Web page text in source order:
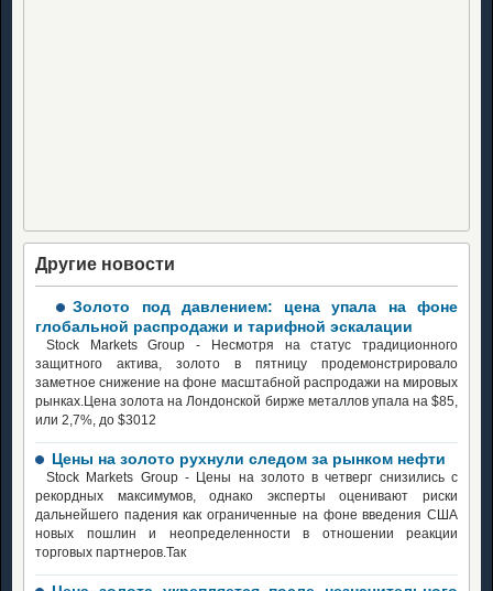
Другие новости
Золото под давлением: цена упала на фоне
глобальной распродажи и тарифной эскалации
Stock Markets Group - Несмотря на статус традиционного
защитного актива, золото в пятницу продемонстрировало
заметное снижение на фоне масштабной распродажи на мировых
рынках.Цена золота на Лондонской бирже металлов упала на $85,
или 2,7%, до $3012
Цены на золото рухнули следом за рынком нефти
Stock Markets Group - Цены на золото в четверг снизились с
рекордных максимумов, однако эксперты оценивают риски
дальнейшего падения как ограниченные на фоне введения США
новых пошлин и неопределенности в отношении реакции
торговых партнеров.Так